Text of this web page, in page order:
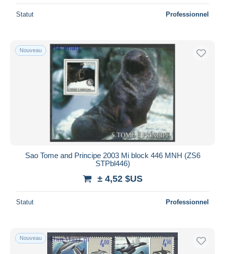
Statut Professionnel
Nouveau
Sao Tome and Principe 2003 Mi block 446 MNH (ZS6
STPbl446)
± 4,52 $US
Statut Professionnel
Nouveau